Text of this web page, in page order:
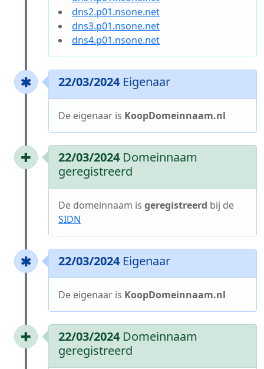
dns2.p01.nsone.net
dns3.p01.nsone.net
dns4.p01.nsone.net
22/03/2024 Eigenaar
De eigenaar is KoopDomeinnaam.nl
22/03/2024 Domeinnaam
geregistreerd
De domeinnaam is geregistreerd bij de
SIDN
22/03/2024 Eigenaar
De eigenaar is KoopDomeinnaam.nl
22/03/2024 Domeinnaam
geregistreerd